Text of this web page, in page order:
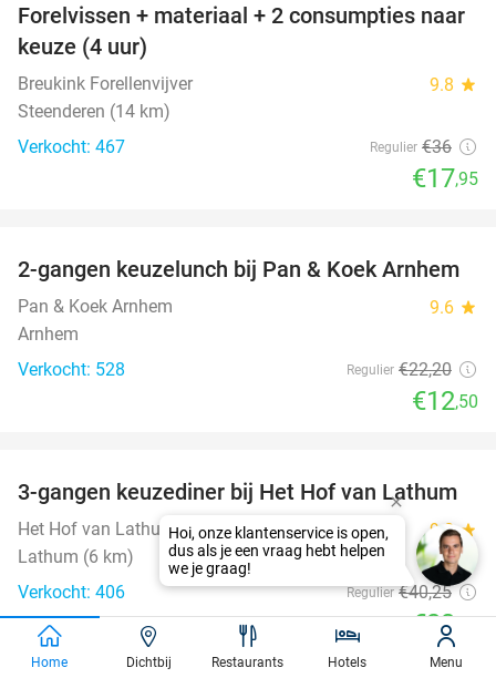
50%
Forelvissen + materiaal + 2 consumpties naar
keuze (4 uur)
Breukink Forellenvijver 9.8 star
Steenderen (14 km)
Verkocht: 467
Regulier €36
€17,95
44%
2-gangen keuzelunch bij Pan & Koek Arnhem
Pan & Koek Arnhem 9.6 star
Arnhem
Verkocht: 528
Regulier €22,20
€12,50
42%
3-gangen keuzediner bij Het Hof van Lathum
Het Hof van Lathum 9.0star
Lathum (6 km)
Verkocht: 406
Regulier €40,25
€23,50
favorite_border
Home Dichtbij Restaurants Hotels Menu
Hoi, onze klantenservice is open,
dus als je een vraag hebt helpen
we je graag!